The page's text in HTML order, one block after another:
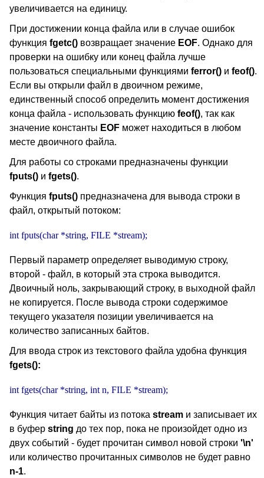
увеличивается на единицу.
При достижении конца файла или в случае ошибок
функция fgetc() возвращает значение EOF. Однако для
проверки на ошибку или конец файла лучше
пользоваться специальными функциями ferror() и feof().
Если вы открыли файл в двоичном режиме,
единственный способ определить момент достижения
конца файла - использовать функцию feof(), так как
значение константы EOF может находиться в любом
месте двоичного файла.
Для работы со строками предназначены функции
fputs() и fgets().
Функция fputs() предназначена для вывода строки в
файл, открытый потоком:
int fputs(char *string, FILE *stream);
Первый параметр определяет выводимую строку,
второй - файл, в который эта строка выводится.
Двоичный ноль, закрывающий строку, в выходной файл
не копируется. После вывода строки содержимое
текущего указателя позиции увеличивается на
количество записанных байтов.
Для ввода строк из текстового файла удобна функция
fgets():
int fgets(char *string, int n, FILE *stream);
Функция читает байты из потока stream и записывает их
в буфер string до тех пор, пока не произойдет одно из
двух событий - будет прочитан символ новой строки '\n'
или количество прочитанных символов не будет равно
n-1.